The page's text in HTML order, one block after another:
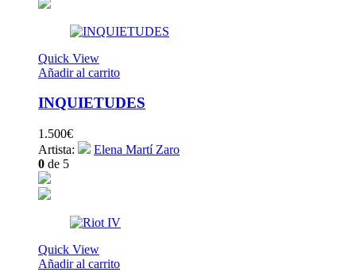
Quick View
Añadir al carrito
INQUIETUDES
1.500€
Artista:
Elena Martí Zaro
0 de 5
Quick View
Añadir al carrito